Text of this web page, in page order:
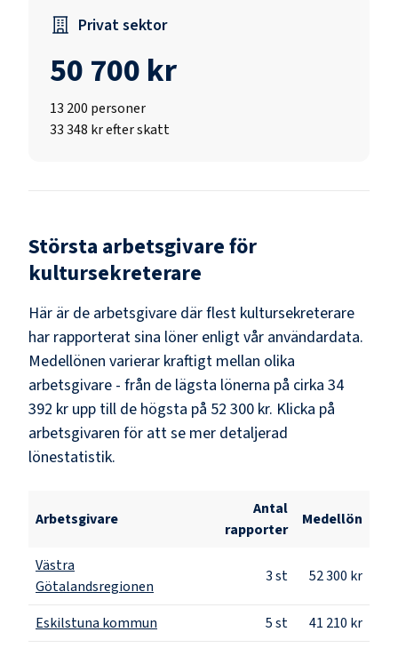
Privat sektor
50 700 kr
13 200 personer
33 348 kr efter skatt
Största arbetsgivare för
kultursekreterare
Här är de arbetsgivare där flest kultursekreterare
har rapporterat sina löner enligt vår användardata.
Medellönen varierar kraftigt mellan olika
arbetsgivare - från de lägsta lönerna på cirka 34
392 kr upp till de högsta på 52 300 kr. Klicka på
arbetsgivaren för att se mer detaljerad
lönestatistik.
Arbetsgivare
Antal
rapporter
Medellön
Västra
Götalandsregionen
3st 52 300 kr
Eskilstuna kommun 5st
41 210 kr